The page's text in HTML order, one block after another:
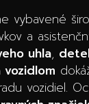
vybavené
a
uhla,
vozidlom
vozidiel.